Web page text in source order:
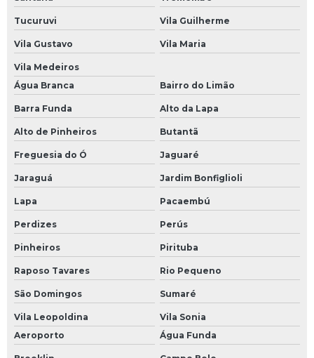
Tucuruvi Vila Guilherme
Vila Gustavo Vila Maria
Vila Medeiros
Água Branca
Bairro do Limão
Barra Funda Alto da Lapa
Alto de Pinheiros Butantã
Freguesia do Ó Jaguaré
Jaraguá Jardim Bonfiglioli
Lapa Pacaembú
Perdizes Perús
Pinheiros Pirituba
Raposo Tavares Rio Pequeno
São Domingos Sumaré
Vila Leopoldina
Vila Sonia
Aeroporto
Água Funda